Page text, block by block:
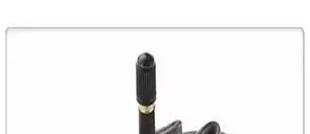
bisikleti.
Peak Bisiklet Sehpa Yan Orta Ayaklık Park Ayağı
İncelemesi ve Kullanıcı Yorumları
Peak markasının alüminyum bisiklet ayaklığı, ayarlanabilirliği ve şık
tasarımıyla farklı jant ölçülerine uyum sağlar. Kullanıcılar, hafif ve
dayanıklı yapısını beğeniyor, bazı teknik sorunlar yaşanabilir.